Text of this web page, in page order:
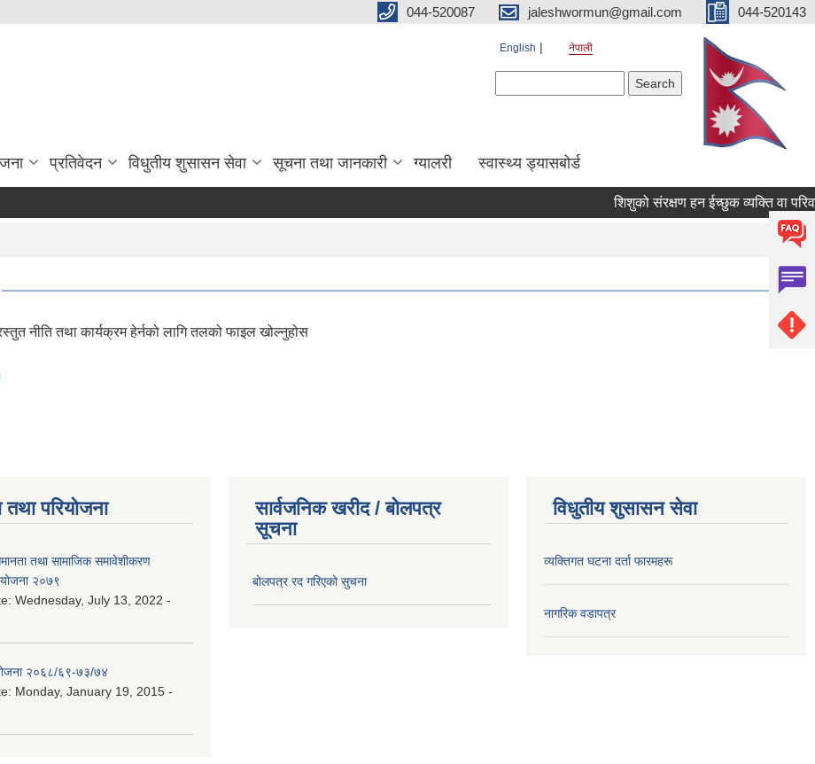
044-520087 jaleshwormun@gmail.com 044-520143
English नेपाली
प्रतिवेदन विधुतीय शुसासन सेवा सूचना तथा जानकारी ग्यालरी स्वास्थ्य ड्यासबोर्ड
शिशुको संरक्षण हन ईच्छुक व्यक्ति वा
नीति तथा कार्यक्रम हेर्नको लागि तलको फाइल खोल्नुहोस
तथा परियोजना
तथा सामाजिक समावेशीकरण
२०७९
Wednesday, July 13, 2022 -
२०६८/६९-७३/७४
Monday, January 19, 2015 -
सार्वजनिक खरीद / बोलपत्र
सूचना
बोलपत्र रद गरिएको सुचना
विधुतीय शुसासन सेवा
व्यक्तिगत घटना दर्ता फारमहरू
नागरिक वडापत्र